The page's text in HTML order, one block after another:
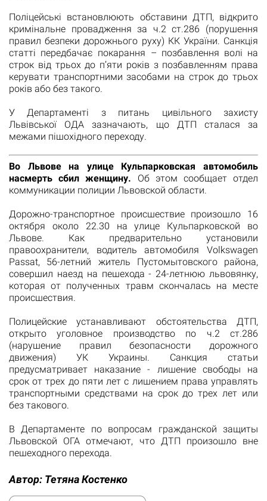
Поліцейські встановлюють обставини ДТП, відкрито
кримінальне провадження за ч.2 ст.286 (порушення
правил безпеки дорожнього руху) КК України. Санкція
статті передбачає покарання – позбавлення волі на
строк від трьох до п’яти років з позбавленням права
керувати транспортними засобами на строк до трьох
років або без такого.
У Департаменті з питань цивільного захисту
Львівської ОДА зазначають, що ДТП сталася за
межами пішохідного переходу.
Во Львове на улице Кульпарковская автомобиль
насмерть сбил женщину. Об этом сообщает отдел
коммуникации полиции Львовской области.
Дорожно-транспортное происшествие произошло 16
октября около 22.30 на улице Кульпарковской во
Львове. Как предварительно установили
правоохранители, водитель автомобиля Volkswagen
Passat, 56-летний житель Пустомытовского района,
совершил наезд на пешехода - 24-летнюю львовянку,
которая от полученных травм скончалась на месте
происшествия.
Полицейские устанавливают обстоятельства ДТП,
открыто уголовное производство по ч.2 ст.286
(нарушение правил безопасности дорожного
движения) УК Украины. Санкция статьи
предусматривает наказание - лишение свободы на
срок от трех до пяти лет с лишением права управлять
транспортными средствами на срок до трех лет или
без такового.
В Департаменте по вопросам гражданской защиты
Львовской ОГА отмечают, что ДТП произошло вне
пешеходного перехода.
Автор: Тетяна Костенко